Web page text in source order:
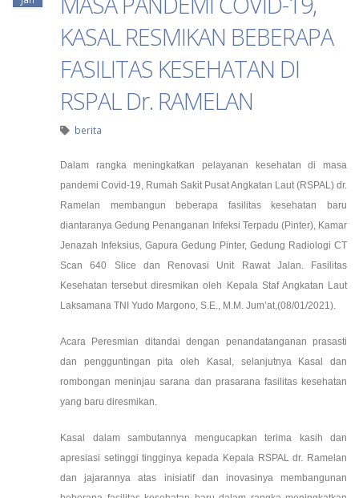
KASAL RESMIKAN BEBERAPA
FASILITAS KESEHATAN DI
RSPAL Dr. RAMELAN
berita
Dalam rangka meningkatkan pelayanan kesehatan di masa
pandemi Covid-19, Rumah Sakit Pusat Angkatan Laut (RSPAL) dr.
Ramelan membangun beberapa fasilitas kesehatan baru
diantaranya Gedung Penanganan Infeksi Terpadu (Pinter), Kamar
Jenazah Infeksius, Gapura Gedung Pinter, Gedung Radiologi CT
Scan 640 Slice dan Renovasi Unit Rawat Jalan. Fasilitas
Kesehatan tersebut diresmikan oleh Kepala Staf Angkatan Laut
Laksamana TNI Yudo Margono, S.E., M.M. Jum’at,(08/01/2021).
Acara Peresmian ditandai dengan penandatanganan prasasti
dan pengguntingan pita oleh Kasal, selanjutnya Kasal dan
rombongan meninjau sarana dan prasarana fasilitas kesehatan
yang baru diresmikan.
Kasal dalam sambutannya mengucapkan terima kasih dan
apresiasi setinggi tingginya kepada Kepala RSPAL dr. Ramelan
dan jajarannya atas inisiatif dan inovasinya membangunan